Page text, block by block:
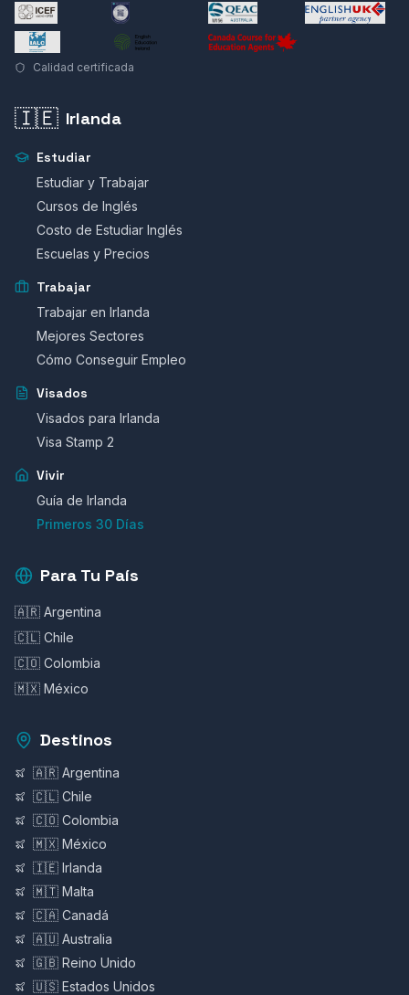
Calidad certificada
🇮🇪 Irlanda
Estudiar
Estudiar y Trabajar
Cursos de Inglés
Costo de Estudiar Inglés
Escuelas y Precios
Trabajar
Trabajar en Irlanda
Mejores Sectores
Cómo Conseguir Empleo
Visados
Visados para Irlanda
Visa Stamp 2
Vivir
Guía de Irlanda
Primeros 30 Días
Para Tu País
🇦🇷 Argentina
🇨🇱 Chile
🇨🇴 Colombia
🇲🇽 México
Destinos
🇦🇷 Argentina
🇨🇱 Chile
🇨🇴 Colombia
🇲🇽 México
🇮🇪 Irlanda
🇲🇹 Malta
🇨🇦 Canadá
🇦🇺 Australia
🇬🇧 Reino Unido
🇺🇸 Estados Unidos